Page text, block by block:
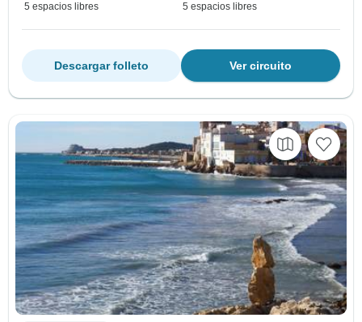
5 espacios libres 5 espacios libres
Ver circuito
Descargar folleto